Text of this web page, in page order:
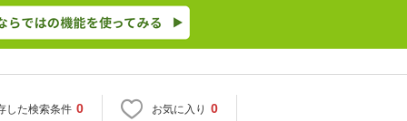
した検索条件 0 お気に入り 0